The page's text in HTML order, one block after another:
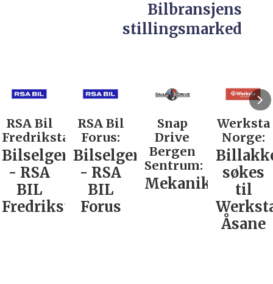
Bilbransjens
stillingsmarked
RSA Bil
Fredrikstad:
Bilselger
- RSA
BIL
Fredrikstad
RSA Bil
Forus:
Bilselger
- RSA
BIL
Forus
Snap
Drive
Bergen
Sentrum:
Mekaniker
Werksta
Norge:
søkes
til
Åsane